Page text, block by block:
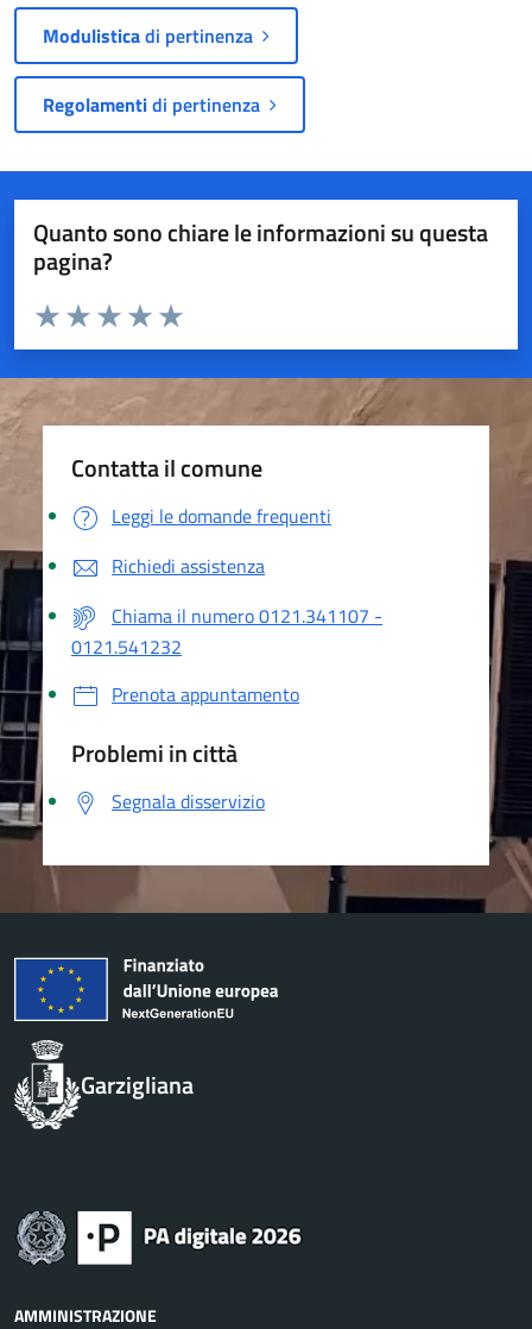
Modulisticadi pertinenza
Regolamentidi pertinenza
Quanto sono chiare le informazioni su questa
pagina?
Valuta da 1 a 5 stelle la pagina
Valuta 5 stelle su 5
Valuta 4 stelle su 5
Valuta 3 stelle su 5
Valuta 2 stelle su 5
Valuta 1 stelle su 5
Contatta il comune
Leggi le domande frequenti
Richiedi assistenza
Chiama il numero 0121.341107 -
0121.541232
Prenota appuntamento
Problemi in città
Segnala disservizio
Garzigliana
AMMINISTRAZIONE